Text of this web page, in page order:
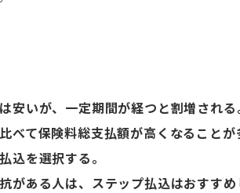
安いが、一定期間が経つと割増される
べて保険料総支払額が高くなることが
込を選択する。
がある人は、ステップ払込はおすすめ